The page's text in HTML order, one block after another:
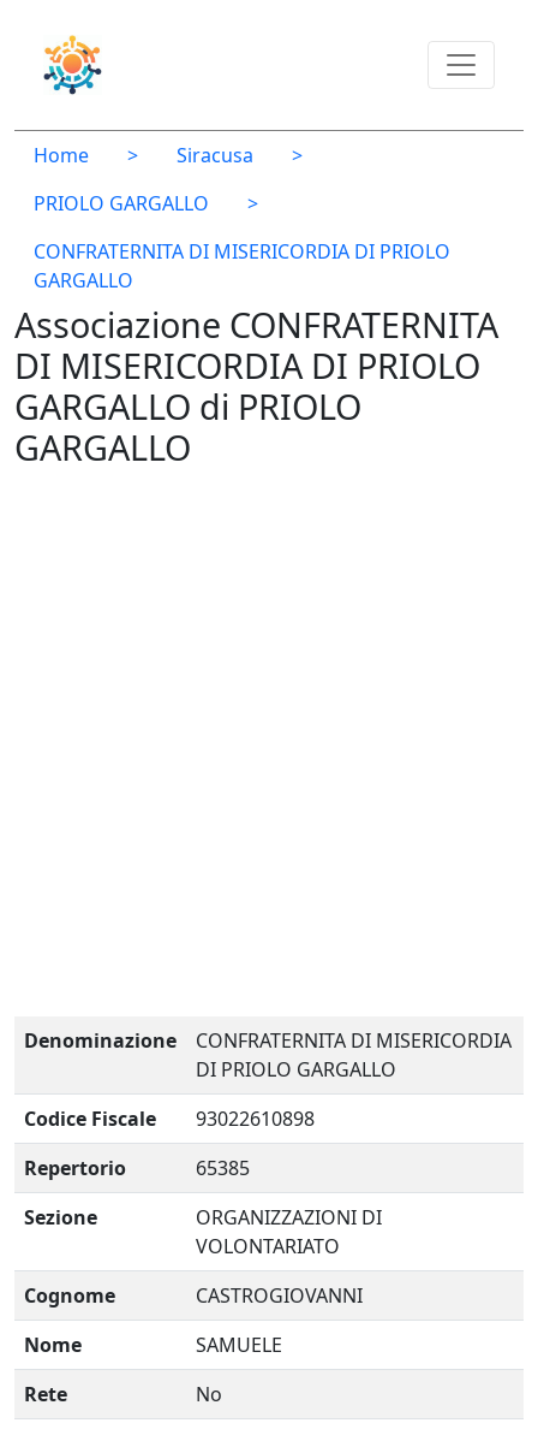
Home > Siracusa
>
PRIOLO GARGALLO
>
CONFRATERNITA DI MISERICORDIA DI PRIOLO
GARGALLO
Associazione CONFRATERNITA
DI MISERICORDIA DI PRIOLO
GARGALLO di PRIOLO
GARGALLO
Denominazione
CONFRATERNITA DI MISERICORDIA
DI PRIOLO GARGALLO
Codice Fiscale
93022610898
Repertorio
65385
Sezione
ORGANIZZAZIONI DI
VOLONTARIATO
Cognome
CASTROGIOVANNI
Nome
SAMUELE
Rete
No